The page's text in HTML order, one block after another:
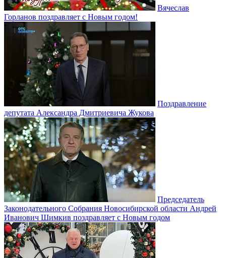
Вячеслав
Горланов поздравляет с Новым годом!
Поздравление
депутата Александра Дмитриевича Жукова
Председатель
Законодательного Собрания Новосибирской области Андрей
Иванович Шимкив поздравляет с Новым годом